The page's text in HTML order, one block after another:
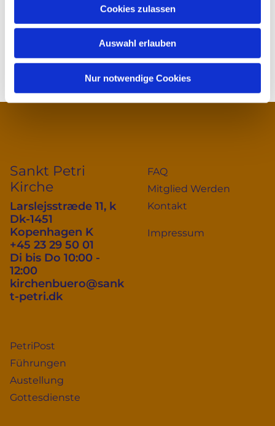
Cookies zulassen
Auswahl erlauben
Nur notwendige Cookies
Sankt Petri
Kirche
Larslejsstræde 11, k
Dk-1451
Kopenhagen K
+45 23 29 50 01
Di bis Do 10:00 -
12:00
kirchenbuero@sank
t-petri.dk
FAQ
Mitglied Werden
Kontakt
Impressum
PetriPost
Führungen
Austellung
Gottesdienste